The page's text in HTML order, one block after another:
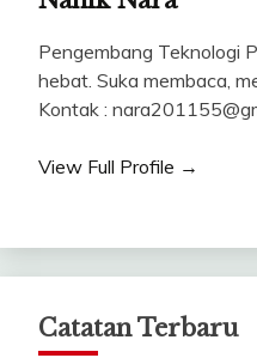
Pengembang Teknologi
hebat. Suka membaca,
Kontak :
View Full Profile →
Catatan Terbaru